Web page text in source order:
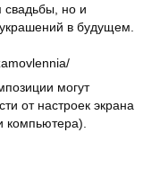
свадьбы, но и
в будущем.
могут
от настроек экрана
компьютера).